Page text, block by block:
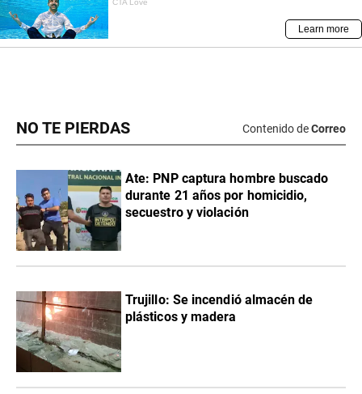
NO TE PIERDAS Contenido deCorreo
Ate: PNP captura hombre buscado
durante 21 años por homicidio,
secuestro y violación
Trujillo: Se incendió almacén de
plásticos y madera